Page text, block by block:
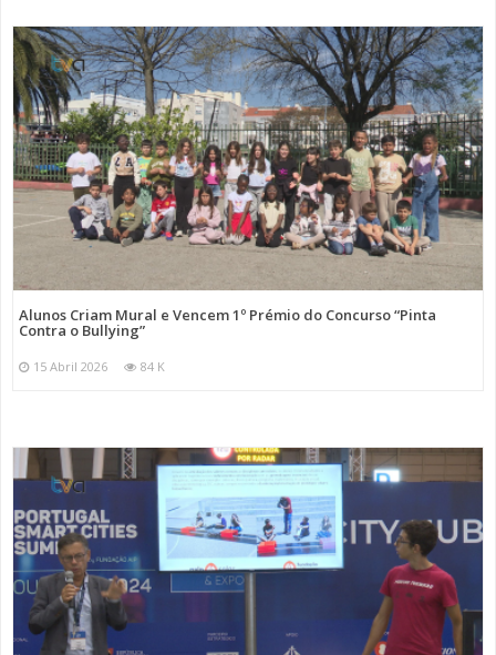
Alunos Criam Mural e Vencem 1º Prémio do Concurso “Pinta
Contra o Bullying”
15 Abril 2026 84 K